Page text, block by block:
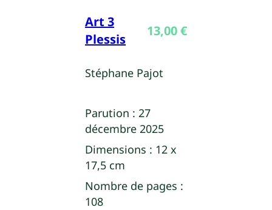
Art 3
Plessis
13,00€
Stéphane Pajot
Parution : 27
décembre 2025
Dimensions : 12 x
17,5 cm
Nombre de pages :
108